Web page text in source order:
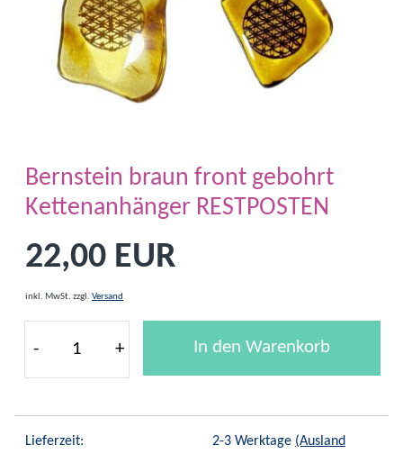
Bernstein braun front gebohrt
Kettenanhänger RESTPOSTEN
22,00 EUR
inkl. MwSt. zzgl. Versand
- + In den Warenkorb
Lieferzeit: 2-3 Werktage (Ausland